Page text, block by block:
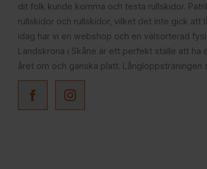
dit folk kunde komma och testa rullskidor.
rullskidor och rullskidor, vilket det inte gick att
idag har vi en webshop och en välsorterad
Landskrona i Skåne är ett perfekt ställe att
året om och ganska platt. Långloppsträningen